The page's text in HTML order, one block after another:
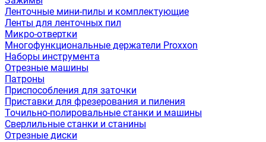
Ленточные мини-пилы и комплектующие
Ленты для ленточных пил
Микро-отвертки
Многофункциональные держатели Proxxon
Наборы инструмента
Отрезные машины
Патроны
Приспособления для заточки
Приставки для фрезерования и пиления
Точильно-полировальные станки и машины
Сверлильные станки и станины
Отрезные диски